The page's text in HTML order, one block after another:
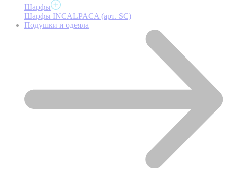
Шарфы
Шарфы INCALPACA (арт. SC)
Подушки и одеяла